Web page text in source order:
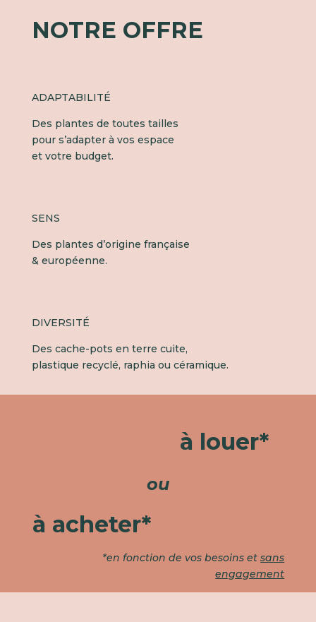
NOTRE OFFRE
ADAPTABILITÉ
Des plantes de toutes tailles
pour s’adapter à vos espace
et votre budget.
SENS
Des plantes d’origine française
& européenne.
DIVERSITÉ
Des cache-pots en terre cuite,
plastique recyclé, raphia ou céramique.
à louer*
ou
à acheter*
*en fonction de vos besoins etsans
engagement